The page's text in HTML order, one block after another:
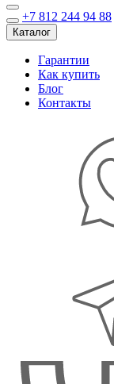
+7 812 244 94 88
Каталог
Гарантии
Как купить
Блог
Контакты